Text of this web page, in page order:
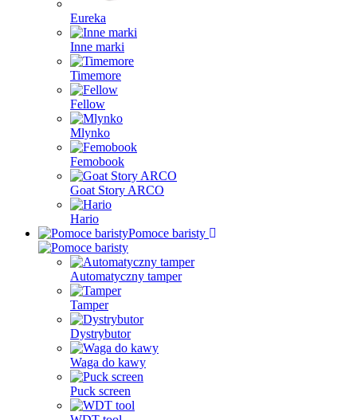
Eureka
Inne marki
Timemore
Fellow
Mlynko
Femobook
Goat Story ARCO
Hario
Pomoce baristy
Automatyczny tamper
Tamper
Dystrybutor
Waga do kawy
Puck screen